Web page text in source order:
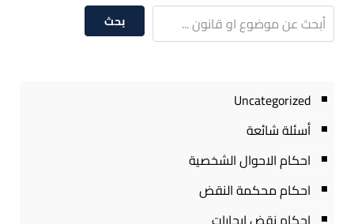
بحث
Uncategorized
أسئلة شائعة
احكام الاحوال الشخصية
احكام محكمة النقض